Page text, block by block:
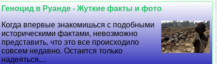
Геноцид в Руанде - Жуткие факты и фото
Когда впервые знакомишься с подобными
историческими фактами, невозможно
представить, что это все происходило
совсем недавно. Остается только
надеяться,...